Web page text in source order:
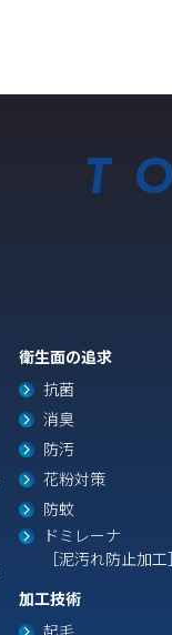
衛生面の追求
抗菌
消臭
防汚
花粉対策
防蚊
ドミレーナ
［泥汚れ防止加工］
加工技術
起毛